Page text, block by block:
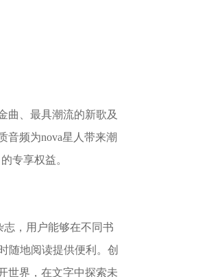
曲、最具潮流的新歌及
音频为nova星人带来潮
专享权益。
，用户能够在不同书
随地阅读提供便利。创
世界，在文字中探索未